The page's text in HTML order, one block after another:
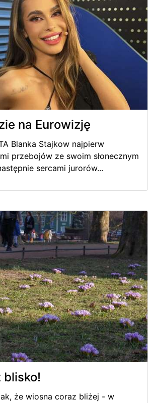
na Eurowizję
Blanka Stajkow najpierw
przebojów ze swoim słonecznym
sercami jurorów...
blisko!
że wiosna coraz bliżej - w